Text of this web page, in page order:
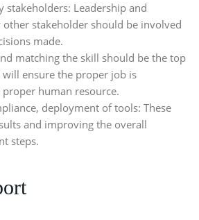
stakeholders: Leadership and
other stakeholder should be involved
made.
matching the skill should be the top
ensure the proper job is
human resource.
deployment of tools: These
and improving the overall
steps.